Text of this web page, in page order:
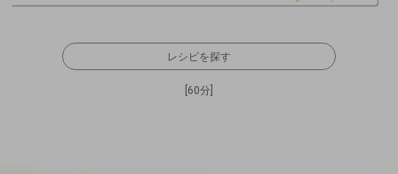
レシピを探す
60分